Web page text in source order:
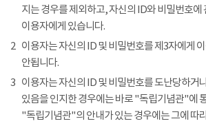
지는 경우를 제외하고, 자신의 ID와 비밀번호에
이용자에게 있습니다.
2 이용자는 자신의 ID 및 비밀번호를 제3자에게
안됩니다.
3 이용자는 자신의 ID 및 비밀번호를 도난당하거
있음을 인지한 경우에는 바로 "독립기념관"에
"독립기념관"의 안내가 있는 경우에는 그에 따